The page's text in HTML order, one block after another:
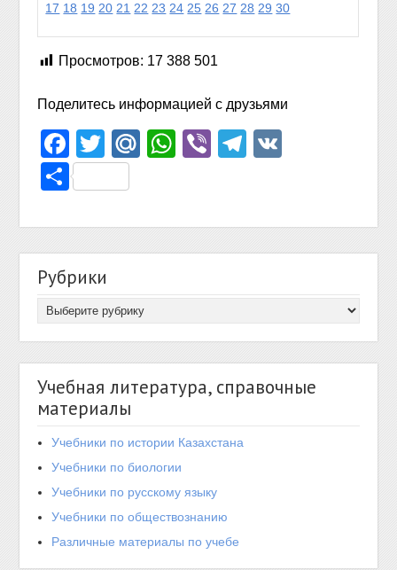
17 18 19 20 21 22 23 24 25 26 27 28 29 30
Просмотров: 17 388 501
Поделитесь информацией с друзьями
Facebook
TwitterMail.Ru
WhatsApp
ViberTelegram
Отправить
Рубрики
Учебная литература, справочные
материалы
Учебники по истории Казахстана
Учебники по биологии
Учебники по русскому языку
Учебники по обществознанию
Различные материалы по учебе